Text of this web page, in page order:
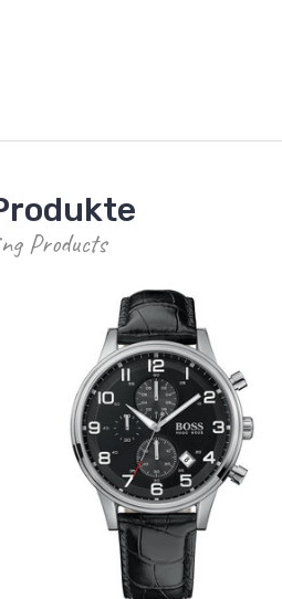
Products